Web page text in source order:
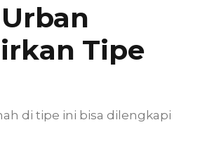
Tipe
di tipe ini bisa dilengkapi